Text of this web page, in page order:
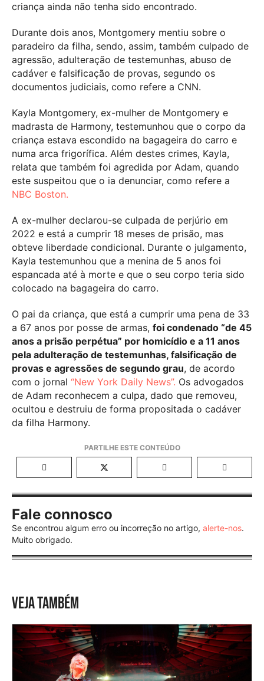
criança ainda não tenha sido encontrado.
Durante dois anos, Montgomery mentiu sobre o
paradeiro da filha, sendo, assim, também culpado de
agressão, adulteração de testemunhas, abuso de
cadáver e falsificação de provas, segundo os
documentos judiciais, como refere a CNN.
Kayla Montgomery, ex-mulher de Montgomery e
madrasta de Harmony, testemunhou que o corpo da
criança estava escondido na bagageira do carro e
numa arca frigorífica. Além destes crimes, Kayla,
relata que também foi agredida por Adam, quando
este suspeitou que o ia denunciar, como refere a
NBC Boston.
A ex-mulher declarou-se culpada de perjúrio em
2022 e está a cumprir 18 meses de prisão, mas
obteve liberdade condicional. Durante o julgamento,
Kayla testemunhou que a menina de 5 anos foi
espancada até à morte e que o seu corpo teria sido
colocado na bagageira do carro.
O pai da criança, que está a cumprir uma pena de 33
a 67 anos por posse de armas, foi condenado “de 45
anos a prisão perpétua” por homicídio e a 11 anos
pela adulteração de testemunhas, falsificação de
provas e agressões de segundo grau, de acordo
com o jornal “New York Daily News”. Os advogados
de Adam reconhecem a culpa, dado que removeu,
ocultou e destruiu de forma propositada o cadáver
da filha Harmony.
Fale connosco
Se encontrou algum erro ou incorreção no artigo, alerte-nos.
Muito obrigado.
VEJA TAMBÉM